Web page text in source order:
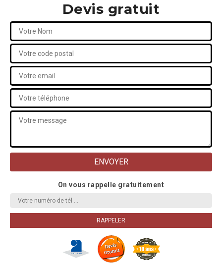
Devis gratuit
On vous rappelle gratuitement